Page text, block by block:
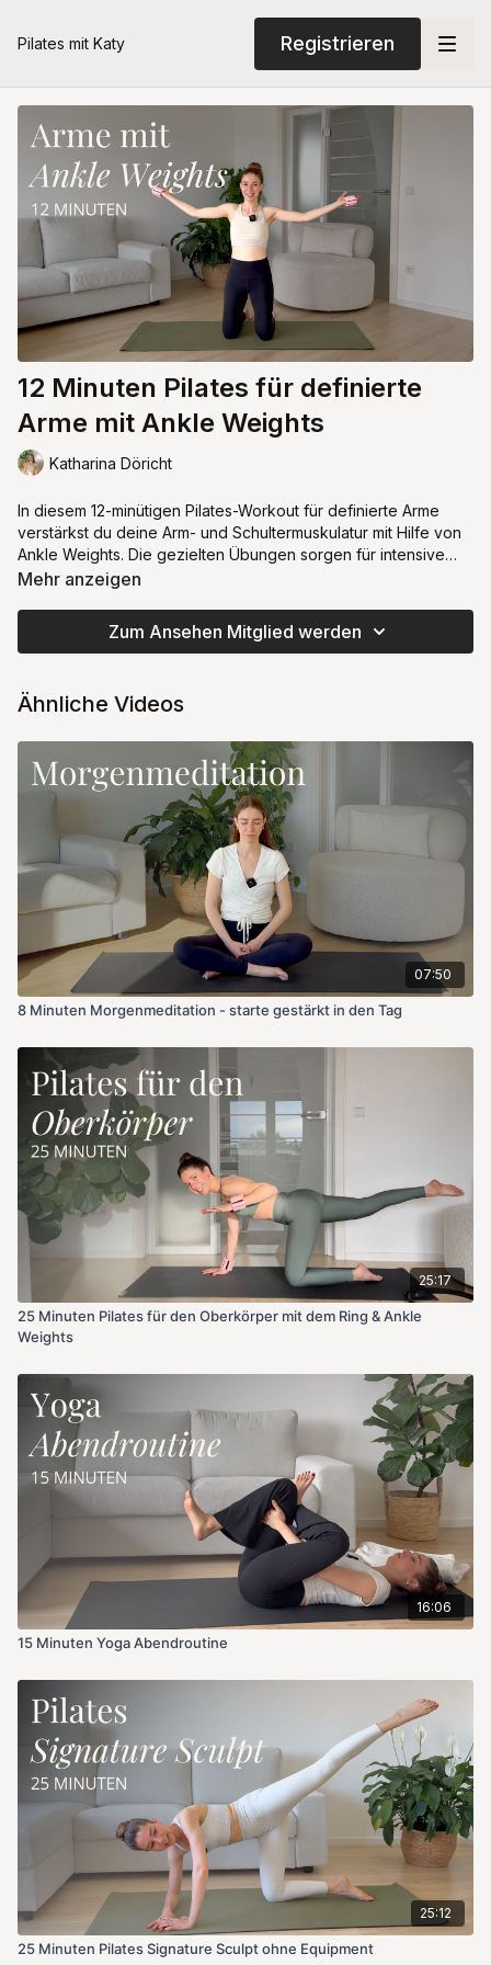
Pilates mit Katy Registrieren
12 Minuten Pilates für definierte
Arme mit Ankle Weights
Katharina Döricht
In diesem 12-minütigen Pilates-Workout für definierte Arme
verstärkst du deine Arm- und Schultermuskulatur mit Hilfe von
Ankle Weights. Die gezielten Übungen sorgen für intensive
Muskelanspannung und fördern die Definition in kürzester Zeit.
Mehr anzeigen
Zum Ansehen Mitglied werden
Ähnliche Videos
07:50
8 Minuten Morgenmeditation - starte gestärkt in den Tag
25:17
25 Minuten Pilates für den Oberkörper mit dem Ring & Ankle
Weights
16:06
15 Minuten Yoga Abendroutine
25:12
25 Minuten Pilates Signature Sculpt ohne Equipment